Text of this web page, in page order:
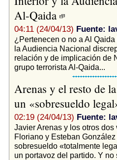
Al-Qaida
04:11 (24/04/13) Fuente:
¿Pertenecen o no a Al
la Audiencia Nacional
relación y de implicación de
grupo terrorista Al-Qaida...
Arenas y el resto de
un «sobresueldo
02:19 (24/04/13) Fuente:
Javier Arenas y los otros
Floriano y Esteban
sobresueldo «totalmente
un portavoz del partido. Y no